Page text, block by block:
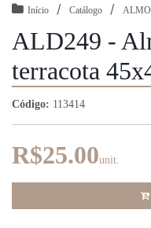
Início / Catálogo /
ALD249 -
terracota
Código: 113414
R$25.00unit.